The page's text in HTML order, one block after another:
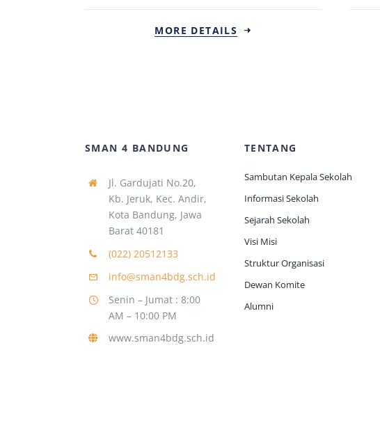
MORE DETAILS
SMAN 4 BANDUNG
Jl. Gardujati No.20,
Kb. Jeruk, Kec. Andir,
Kota Bandung, Jawa
Barat 40181
(022) 20512133
info@sman4bdg.sch.id
Senin – Jumat : 8:00
AM – 10:00 PM
www.sman4bdg.sch.id
TENTANG
Sambutan Kepala Sekolah
Informasi Sekolah
Sejarah Sekolah
Visi Misi
Struktur Organisasi
Dewan Komite
Alumni